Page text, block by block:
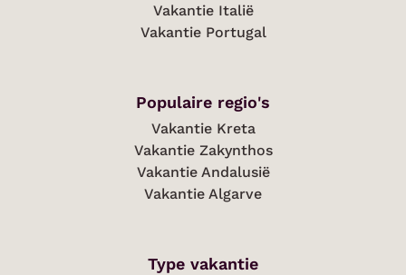
Vakantie Italië
Vakantie Portugal
Populaire regio's
Vakantie Kreta
Vakantie Zakynthos
Vakantie Andalusië
Vakantie Algarve
Type vakantie